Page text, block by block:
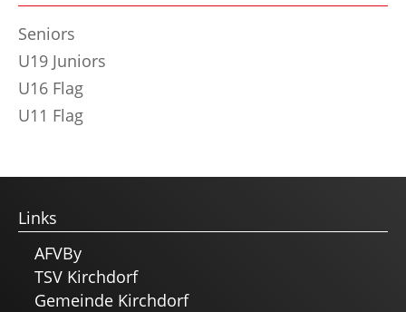
Seniors
U19 Juniors
U16 Flag
U11 Flag
Links
AFVBy
TSV Kirchdorf
Gemeinde Kirchdorf